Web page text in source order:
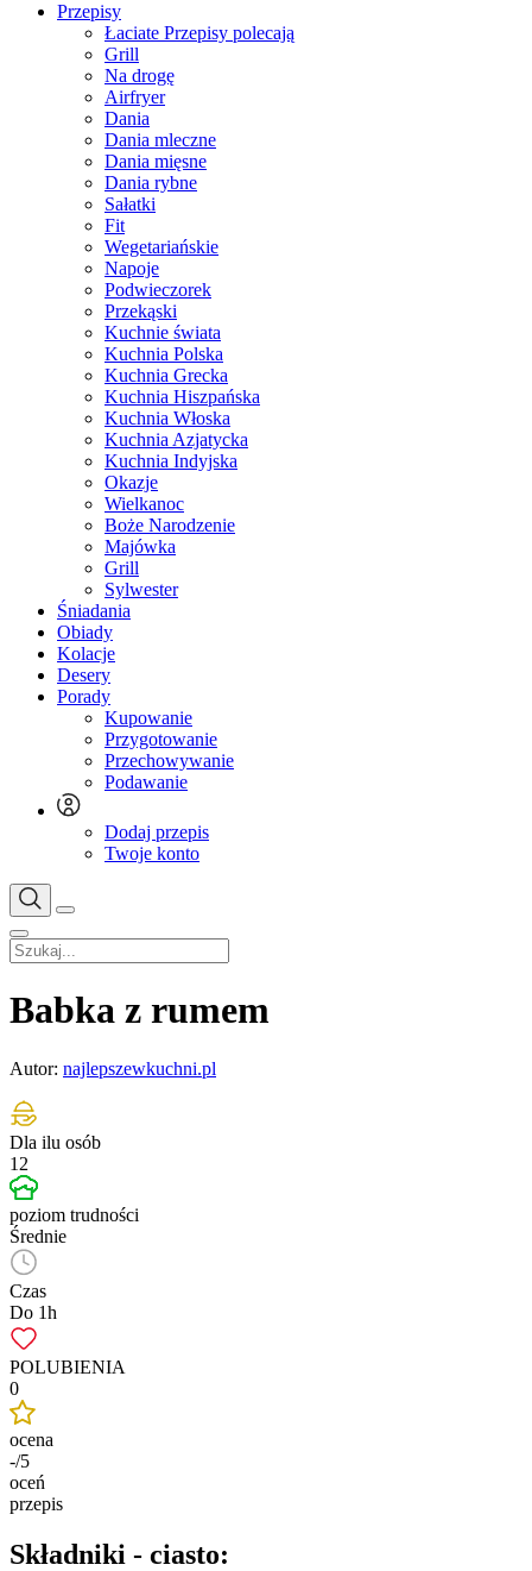
Przepisy
Łaciate Przepisy polecają
Grill
Na drogę
Airfryer
Dania
Dania mleczne
Dania mięsne
Dania rybne
Sałatki
Fit
Wegetariańskie
Napoje
Podwieczorek
Przekąski
Kuchnie świata
Kuchnia Polska
Kuchnia Grecka
Kuchnia Hiszpańska
Kuchnia Włoska
Kuchnia Azjatycka
Kuchnia Indyjska
Okazje
Wielkanoc
Boże Narodzenie
Majówka
Grill
Sylwester
Śniadania
Obiady
Kolacje
Desery
Porady
Kupowanie
Przygotowanie
Przechowywanie
Podawanie
Dodaj przepis
Twoje konto
Babka z rumem
Autor: najlepszewkuchni.pl
Dla ilu osób
12
poziom trudności
Średnie
Czas
Do 1h
POLUBIENIA
0
ocena
-/5
oceń
przepis
Składniki - ciasto: